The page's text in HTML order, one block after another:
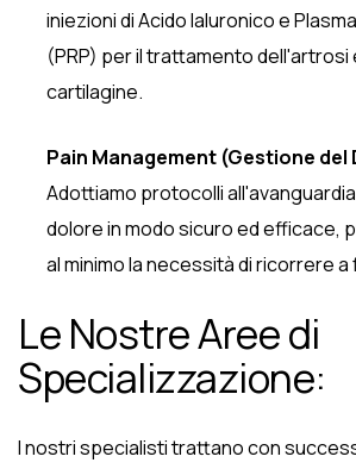
iniezioni di Acido Ialuronico e
(PRP) per il trattamento dell'artrosi
cartilagine.
Pain Management (Gestione del
Adottiamo protocolli
dolore in modo sicuro ed efficace,
al minimo la necessità di ricorrere
Le Nostre Aree di
Specializzazione:
I nostri specialisti trattano con